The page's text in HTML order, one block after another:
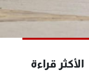
الأكثر قراءة
شاهد البرامج
الترددات